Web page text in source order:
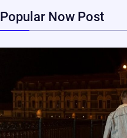
Popular Now Post